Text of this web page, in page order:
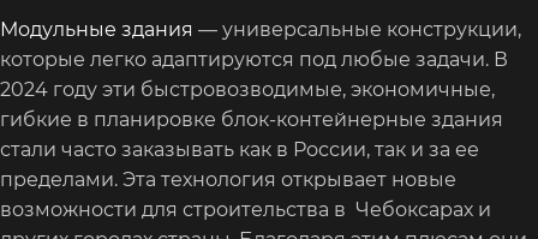
Модульные здания — универсальные конструкции,
которые легко адаптируются под любые задачи. В
2024 году эти быстровозводимые, экономичные,
гибкие в планировке блок-контейнерные здания
стали часто заказывать как в России, так и за ее
пределами. Эта технология открывает новые
возможности для строительства в Чебоксарах и